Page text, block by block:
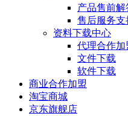
产品售前解
售后服务支
资料下载中心
代理合作加
文件下载
软件下载
商业合作加盟
淘宝商城
京东旗舰店